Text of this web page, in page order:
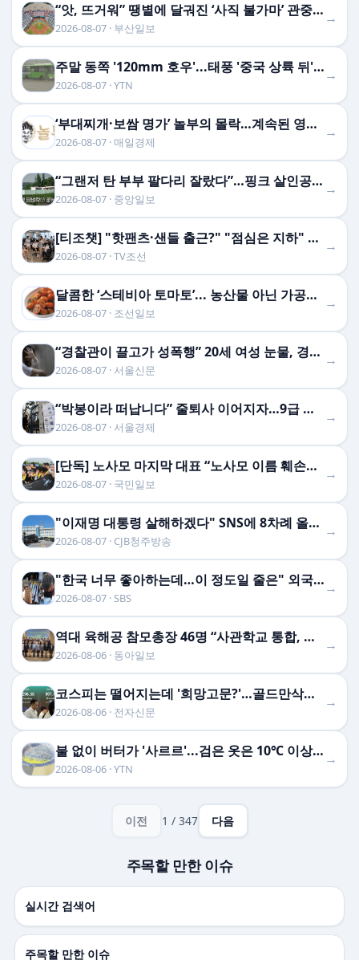
“앗, 뜨거워” 땡볕에 달궈진 ‘사직 불가마’ 관중석 무려 70도
2026-08-07 · 부산일보
→
주말 동쪽 '120mm 호우'...태풍 '중국 상륙 뒤' 변수
2026-08-07 · YTN
→
‘부대찌개·보쌈 명가’ 놀부의 몰락…계속된 영업적자에 기업회생 신청
2026-08-07 · 매일경제
→
“그랜저 탄 부부 팔다리 잘랐다”…핑크 살인공장 충격 실체
2026-08-07 · 중앙일보
→
[티조챗] "핫팬츠·샌들 출근?" "점심은 지하" "재택을 허하라!"…폭염이 바꾼 직장인 문화
2026-08-07 · TV조선
→
달콤한 ‘스테비아 토마토’... 농산물 아닌 가공식품이었다
2026-08-07 · 조선일보
→
“경찰관이 끌고가 성폭행” 20세 여성 눈물, 경찰서 직원 78명 전원 직무정지… 파키스탄 역대급 사건 [월드픽]
2026-08-07 · 서울신문
→
“박봉이라 떠납니다” 줄퇴사 이어지자…9급 공무원 월급 300만원 시대 열린다
2026-08-07 · 서울경제
→
[단독] 노사모 마지막 대표 “노사모 이름 훼손말라”…정청래에 경고장
2026-08-07 · 국민일보
→
"이재명 대통령 살해하겠다" SNS에 8차례 올린 30대 회사원, 검찰 송치
2026-08-07 · CJB청주방송
→
"한국 너무 좋아하는데…이 정도일 줄은" 외국인도 깜짝
2026-08-07 · SBS
→
역대 육해공 참모총장 46명 “사관학교 통합, 진단과 처방 어긋나”
2026-08-06 · 동아일보
→
코스피는 떨어지는데 '희망고문?'…골드만삭스 “1만2000 간다” 근거는?
2026-08-06 · 전자신문
→
불 없이 버터가 '사르르'...검은 옷은 10℃ 이상 '후끈'
2026-08-06 · YTN
→
이전 1 / 347 다음
주목할 만한 이슈
실시간 검색어
주목할 만한 이슈